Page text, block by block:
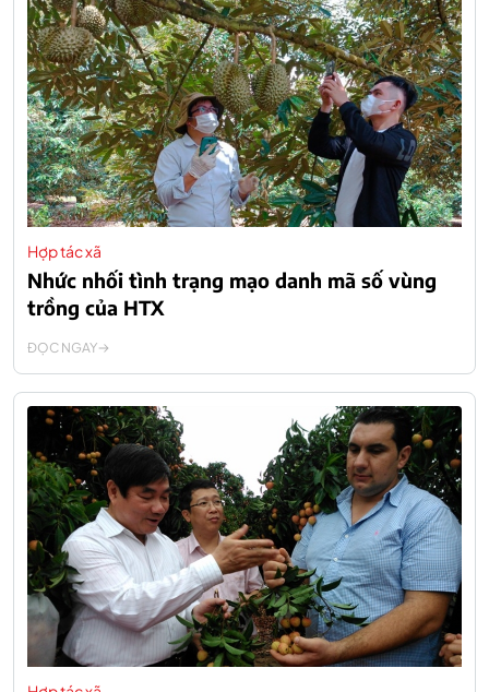
Hợp tác xã
Nhức nhối tình trạng mạo danh mã số vùng
trồng của HTX
ĐỌC NGAY